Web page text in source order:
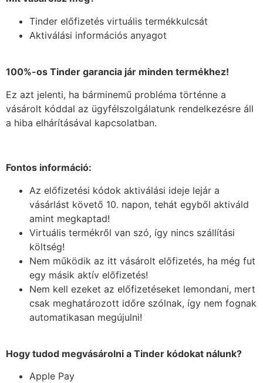
Tinder előfizetés virtuális termékkulcsát
Aktiválási információs anyagot
100%-os Tinder garancia jár minden termékhez!
Ez azt jelenti, ha bárminemű probléma történne a
vásárolt kóddal az ügyfélszolgálatunk rendelkezésre áll
a hiba elhárításával kapcsolatban.
Fontos információ:
Az előfizetési kódok aktiválási ideje lejár a
vásárlást követő 10. napon, tehát egyből aktiváld
amint megkaptad!
Virtuális termékről van szó, így nincs szállítási
költség!
Nem működik az itt vásárolt előfizetés, ha még fut
egy másik aktív előfizetés!
Nem kell ezeket az előfizetéseket lemondani, mert
csak meghatározott időre szólnak, így nem fognak
automatikasan megújulni!
Hogy tudod megvásárolni a Tinder kódokat nálunk?
Apple Pay